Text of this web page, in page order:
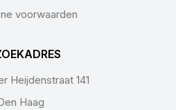
voorwaarden
Heijdenstraat 141
Haag